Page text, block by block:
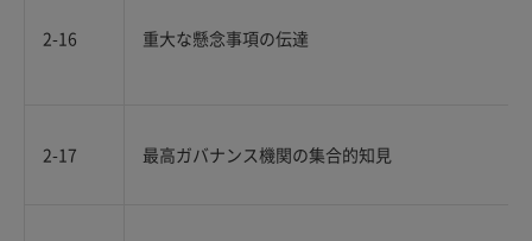
2-16 重大な懸念事項の伝達
2-17 最高ガバナンス機関の集合的知見